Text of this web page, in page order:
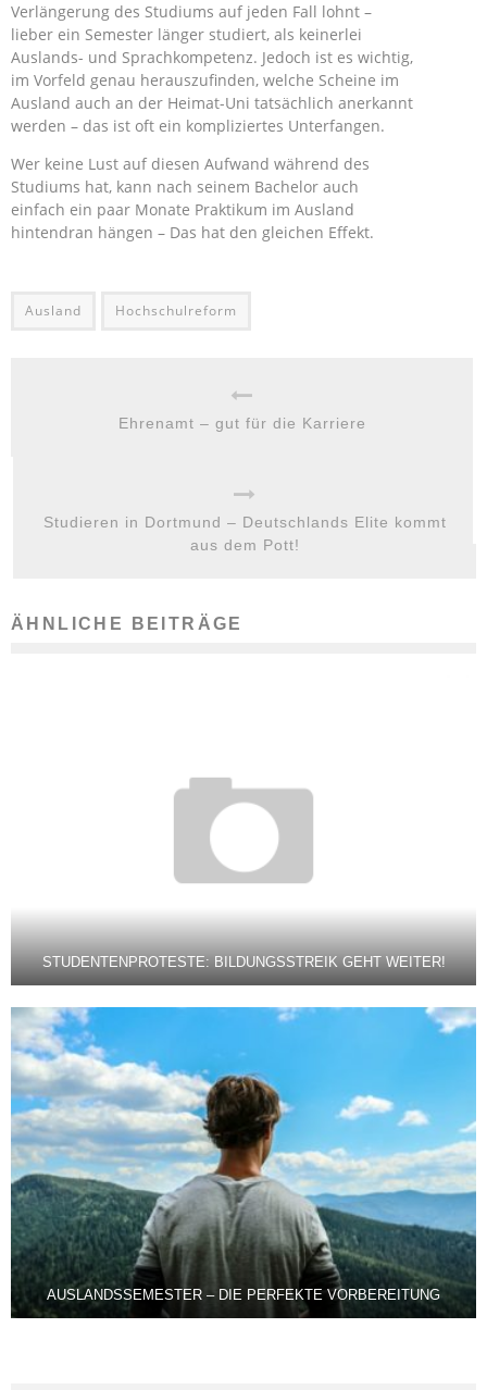
Verlängerung des Studiums auf jeden Fall lohnt –
lieber ein Semester länger studiert, als keinerlei
Auslands- und Sprachkompetenz. Jedoch ist es wichtig,
im Vorfeld genau herauszufinden, welche Scheine im
Ausland auch an der Heimat-Uni tatsächlich anerkannt
werden – das ist oft ein kompliziertes Unterfangen.
Wer keine Lust auf diesen Aufwand während des
Studiums hat, kann nach seinem Bachelor auch
einfach ein paar Monate Praktikum im Ausland
hintendran hängen – Das hat den gleichen Effekt.
Ausland Hochschulreform
Ehrenamt – gut für die Karriere
Studieren in Dortmund – Deutschlands Elite kommt
aus dem Pott!
ÄHNLICHE BEITRÄGE
STUDENTENPROTESTE: BILDUNGSSTREIK GEHT WEITER!
AUSLANDSSEMESTER – DIE PERFEKTE VORBEREITUNG